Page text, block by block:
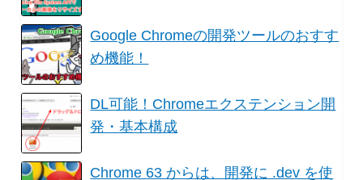
Google Chromeの開発ツールのおすす
め機能！
DL可能！Chromeエクステンション開
発・基本構成
Chrome 63 からは、開発に .dev を使